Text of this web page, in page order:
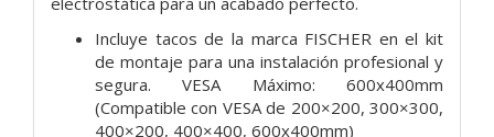
Incluye tacos de la marca FISCHER en el kit
de montaje para una instalación profesional y
segura. VESA Máximo: 600x400mm
(Compatible con VESA de 200×200, 300×300,
400×200, 400×400, 600x400mm)